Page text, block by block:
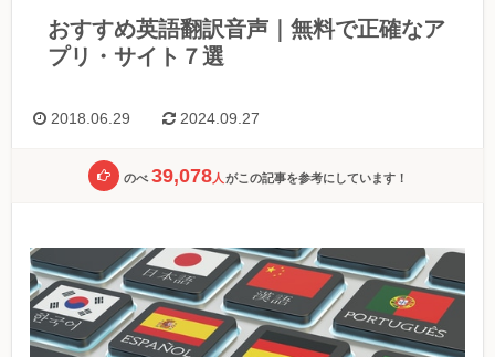
おすすめ英語翻訳音声｜無料で正確なア
プリ・サイト７選
2018.06.29 2024.09.27
のべ 39,078人 がこの記事を参考にしています！